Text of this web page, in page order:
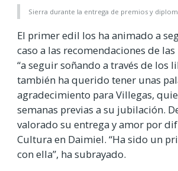
Sierra durante la entrega de premios y
El primer edil los ha animado a
caso a las recomendaciones de
“a seguir soñando a través de los
también ha querido tener unas
agradecimiento para Villegas,
semanas previas a su jubilación.
valorado su entrega y amor por
Cultura en Daimiel. “Ha sido un
con ella”, ha subrayado.